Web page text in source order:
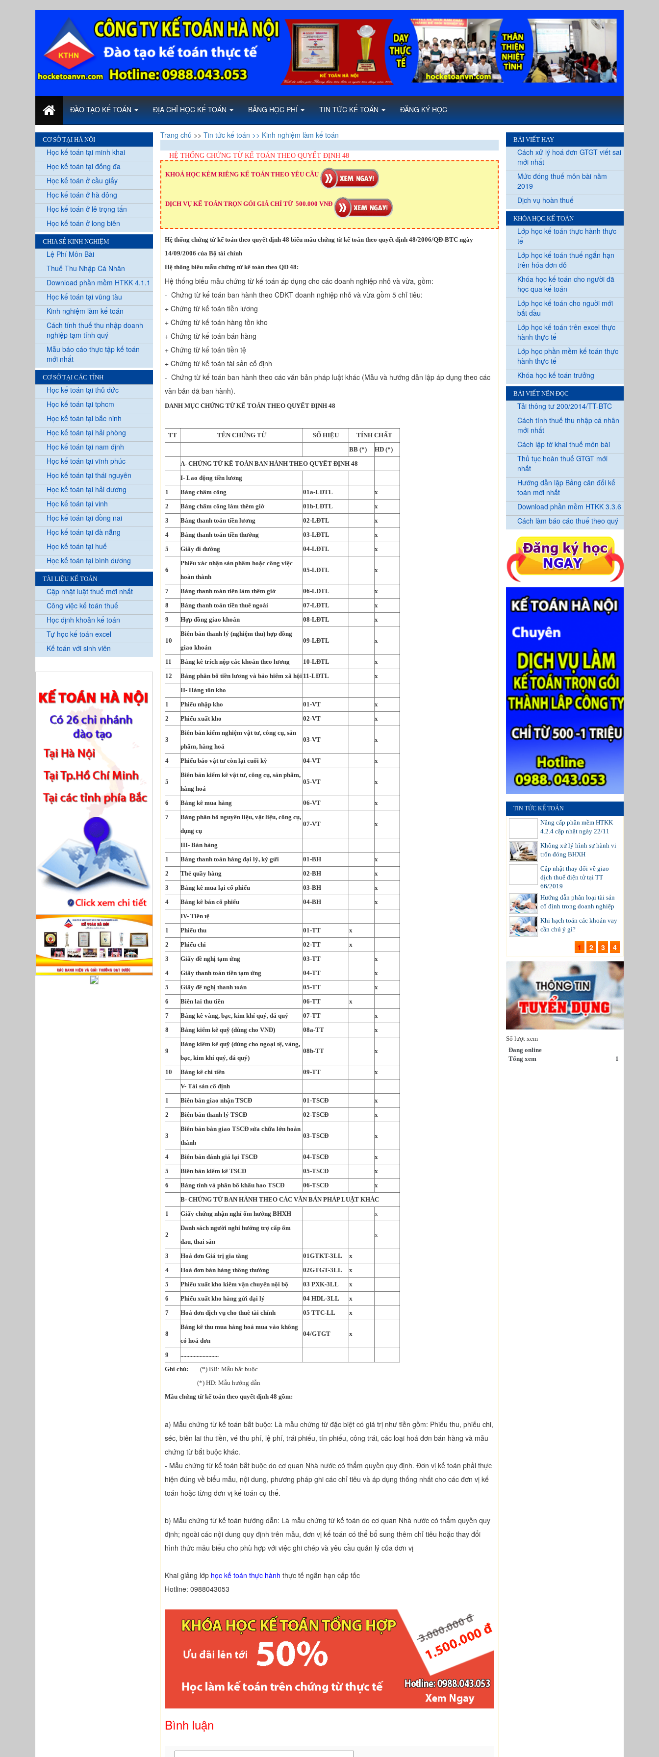
ĐÀO TẠO KẾ TOÁN ĐỊA CHỈ HỌC KẾ TOÁN BẢNG HỌC PHÍ TIN TỨC KẾ TOÁN ĐĂNG KÝ HỌC
CƠ SỞ TẠI HÀ NỘI
Học kế toán tại minh khai
Học kế toán tại đống đa
Học kế toán ở cầu giấy
Học kế toán ở hà đông
Học kế toán ở lê trọng tấn
Học kế toán ở long biên
CHIA SẺ KINH NGHIỆM
Lệ Phí Môn Bài
Thuế Thu Nhập Cá Nhân
Download phần mềm HTKK 4.1.1
Học kế toán tại vũng tàu
Kinh nghiệm làm kế toán
Cách tính thuế thu nhập doanh
nghiệp tạm tính quý
Mẫu báo cáo thực tập kế toán
mới nhất
CƠ SỞ TẠI CÁC TỈNH
Học kế toán tại thủ đức
Học kế toán tại tphcm
Học kế toán tại bắc ninh
Học kế toán tại hải phòng
Học kế toán tại nam định
Học kế toán tại vĩnh phúc
Học kế toán tại thái nguyên
Học kế toán tại hải dương
Học kế toán tại vinh
Học kế toán tại đồng nai
Học kế toán tại đà nẵng
Học kế toán tại huế
Học kế toán tại bình dương
TÀI LIỆU KẾ TOÁN
Cập nhật luật thuế mới nhất
Công việc kế toán thuế
Học định khoản kế toán
Tự học kế toán excel
Kế toán với sinh viên
Trang chủ >> Tin tức kế toán >> Kinh nghiệm làm kế toán
HỆ THỐNG CHỨNG TỪ KẾ TOÁN THEO QUYẾT ĐỊNH 48
KHOÁ HỌC KÈM RIÊNG KẾ TOÁN THEO YÊU CẦU
DỊCH VỤ KẾ TOÁN TRỌN GÓI GIÁ CHỈ TỪ 500.000 VNĐ
Hệ thống chứng từ kế toán theo quyết định 48 biểu mẫu chứng từ kế toán theo quyết định 48/2006/QĐ-BTC ngày
14/09/2006 của Bộ tài chính
Hệ thống biểu mẫu chứng từ kế toán theo QĐ 48:
Hệ thống biểu mẫu chứng từ kế toán áp dụng cho các doanh nghiệp nhỏ và vừa, gồm:
- Chứng từ kế toán ban hành theo CĐKT doanh nghiệp nhỏ và vừa gồm 5 chỉ tiêu:
+ Chứng từ kế toán tiền lương
+ Chứng từ kế toán hàng tồn kho
+ Chứng từ kế toán bán hàng
+ Chứng từ kế toán tiền tệ
+ Chứng từ kế toán tài sản cố định
- Chứng từ kế toán ban hành theo các văn bản pháp luật khác (Mẫu và hướng dẫn lập áp dụng theo các
văn bản đã ban hành).
DANH MỤC CHỨNG TỪ KẾ TOÁN THEO QUYẾT ĐỊNH 48
TT TÊN CHỨNG TỪ SỐ HIỆU
TÍNH CHẤT
BB (*)
HD (*)
A- CHỨNG TỪ KẾ TOÁN BAN HÀNH THEO QUYẾT ĐỊNH 48
I- Lao động tiền lương
1
Bảng chấm công 01a-LĐTL
x
2
Bảng chấm công làm thêm giờ 01b-LĐTL
x
3
Bảng thanh toán tiền lương 02-LĐTL
x
4
Bảng thanh toán tiền thưởng 03-LĐTL
x
5
Giấy đi đường 04-LĐTL x
6
Phiếu xác nhận sản phẩm hoặc công việc
hoàn thành
05-LĐTL x
7 Bảng thanh toán tiền làm thêm giờ 06-LĐTL
x
8
Bảng thanh toán tiền thuê ngoài 07-LĐTL
x
9
Hợp đồng giao khoán 08-LĐTL x
10
Biên bản thanh lý (nghiệm thu) hợp đồng
giao khoán
09-LĐTL x
11 Bảng kê trích nộp các khoản theo lương 10-LĐTL
x
12
Bảng phân bổ tiền lương và bảo hiểm xã hội 11-LĐTL
x
II- Hàng tồn kho
1
Phiếu nhập kho 01-VT
x
2
Phiếu xuất kho 02-VT x
3
Biên bản kiểm nghiệm vật tư, công cụ, sản
phẩm, hàng hoá
03-VT x
4 Phiếu báo vật tư còn lại cuối kỳ 04-VT x
5
Biên bản kiểm kê vật tư, công cụ, sản phẩm,
hàng hoá
05-VT x
6 Bảng kê mua hàng 06-VT
x
7
Bảng phân bổ nguyên liệu, vật liệu, công cụ,
dụng cụ
07-VT x
III- Bán hàng
1
Bảng thanh toán hàng đại lý, ký gửi 01-BH
x
2
Thẻ quầy hàng 02-BH
x
3
Bảng kê mua lại cổ phiếu 03-BH
x
4
Bảng kê bán cổ phiếu 04-BH
x
IV- Tiền tệ
1
Phiếu thu 01-TT
x
2
Phiếu chi 02-TT
x
3
Giấy đề nghị tạm ứng 03-TT
x
4
Giấy thanh toán tiền tạm ứng 04-TT
x
5
Giấy đề nghị thanh toán 05-TT
x
6
Biên lai thu tiền 06-TT
x
7
Bảng kê vàng, bạc, kim khí quý, đá quý 07-TT
x
8
Bảng kiểm kê quỹ (dùng cho VND) 08a-TT x
9
Bảng kiểm kê quỹ (dùng cho ngoại tệ, vàng,
bạc, kim khí quý, đá quý)
08b-TT x
10 Bảng kê chi tiền 09-TT
x
V- Tài sản cố định
1
Biên bản giao nhận TSCĐ 01-TSCĐ
x
2
Biên bản thanh lý TSCĐ 02-TSCĐ x
3
Biên bản bàn giao TSCĐ sửa chữa lớn hoàn
thành
03-TSCĐ x
4 Biên bản đánh giá lại TSCĐ 04-TSCĐ
x
5
Biên bản kiểm kê TSCĐ 05-TSCĐ
x
6
Bảng tính và phân bổ khấu hao TSCĐ 06-TSCĐ
x
B- CHỨNG TỪ BAN HÀNH THEO CÁC VĂN BẢN PHÁP LUẬT KHÁC
1
Giấy chứng nhận nghỉ ốm hưởng BHXH x
2
Danh sách người nghỉ hưởng trợ cấp ốm
đau, thai sản
x
3 Hoá đơn Giá trị gia tăng 01GTKT-3LL
x
4
Hoá đơn bán hàng thông thường 02GTGT-3LL
x
5
Phiếu xuất kho kiêm vận chuyển nội bộ 03 PXK-3LL
x
6
Phiếu xuất kho hàng gửi đại lý 04 HDL-3LL
x
7
Hoá đơn dịch vụ cho thuê tài chính 05 TTC-LL x
8
Bảng kê thu mua hàng hoá mua vào không
có hoá đơn
04/GTGT x
9
..........................
Ghi chú: (*) BB: Mẫu bắt buộc
(*) HD: Mẫu hướng dẫn
Mẫu chứng từ kế toán theo quyết định 48 gồm:
a) Mẫu chứng từ kế toán bắt buộc: Là mẫu chứng từ đặc biệt có giá trị như tiền gồm: Phiếu thu, phiếu chi,
séc, biên lai thu tiền, vé thu phí, lệ phí, trái phiếu, tín phiếu, công trái, các loại hoá đơn bán hàng và mẫu
chứng từ bắt buộc khác.
- Mẫu chứng từ kế toán bắt buộc do cơ quan Nhà nước có thẩm quyền quy định. Đơn vị kế toán phải thực
hiện đúng về biểu mẫu, nội dung, phương pháp ghi các chỉ tiêu và áp dụng thống nhất cho các đơn vị kế
toán hoặc từng đơn vị kế toán cụ thể.
b) Mẫu chứng từ kế toán hướng dẫn: Là mẫu chứng từ kế toán do cơ quan Nhà nước có thẩm quyền quy
định; ngoài các nội dung quy định trên mẫu, đơn vị kế toán có thể bổ sung thêm chỉ tiêu hoặc thay đổi
hình thức mẫu biểu cho phù hợp với việc ghi chép và yêu cầu quản lý của đơn vị
Khai giảng lớp học kế toán thực hành thực tế ngắn hạn cấp tốc
Hotline: 0988043053
Bình luận
BÀI VIẾT HAY
Cách xử lý hoá đơn GTGT viết sai
mới nhất
Mức đóng thuế môn bài năm
2019
Dịch vụ hoàn thuế
KHÓA HỌC KẾ TOÁN
Lớp học kế toán thực hành thực
tế
Lớp học kế toán thuế ngắn hạn
trên hóa đơn đỏ
Khóa học kế toán cho người đã
học qua kế toán
Lớp học kế toán cho nguời mới
bắt đầu
Lớp học kế toán trên excel thực
hành thực tế
Lớp học phần mềm kế toán thực
hành thực tế
Khóa học kế toán trưởng
BÀI VIẾT NÊN ĐỌC
Tải thông tư 200/2014/TT-BTC
Cách tính thuế thu nhập cá nhân
mới nhất
Cách lập tờ khai thuế môn bài
Thủ tục hoàn thuế GTGT mới
nhất
Hướng dẫn lập Bảng cân đối kế
toán mới nhất
Download phần mềm HTKK 3.3.6
Cách làm báo cáo thuế theo quý
TIN TỨC KẾ TOÁN
Nâng cấp phần mềm HTKK
4.2.4 cập nhật ngày 22/11
Không xử lý hình sự hành vi
trốn đóng BHXH
Cập nhật thay đổi về giao
dịch thuế điện tử tại TT
66/2019
Hướng dẫn phân loại tài sản
cố định trong doanh nghiệp
Khi hạch toán các khoản vay
cần chú ý gì?
1 2 3 4
Số lượt xem
Đang online
Tổng xem
1